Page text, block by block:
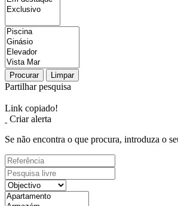
Procurar Limpar
Partilhar pesquisa
Link copiado!
Criar alerta
Se não encontra o que procura, introduza o